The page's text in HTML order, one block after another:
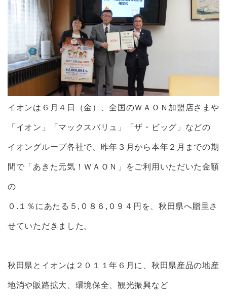
イオンは６月４日（金）、全国のＷＡＯＮ加盟店さまや
「イオン」「マックスバリュ」「ザ・ビッグ」などの
イオングループ各社で、昨年３月から本年２月までの期
間で「あきた元気！ＷＡＯＮ」をご利用いただいた金額
の
０.１％にあたる５,０８６,０９４円を、秋田県へ贈呈さ
せていただきました。
秋田県とイオンは２０１１年６月に、秋田県産品の地産
地消や販路拡大、環境保全、観光振興など